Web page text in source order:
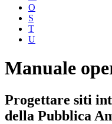
O
S
T
U
Manuale
Progettare siti
della Pubblica